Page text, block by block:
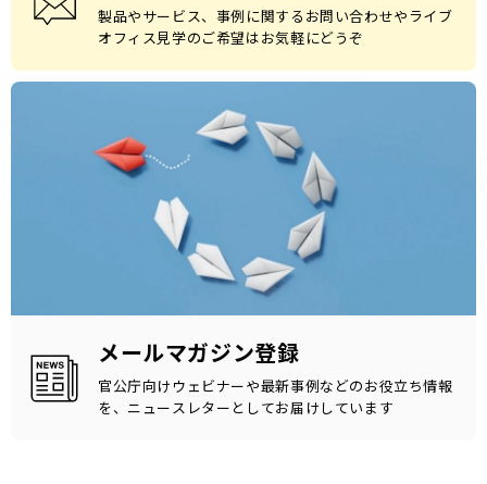
製品やサービス、事例に関するお問い合わせやライブ
オフィス見学のご希望はお気軽にどうぞ
メールマガジン登録
官公庁向けウェビナーや最新事例などのお役立ち情報
を、ニュースレターとしてお届けしています